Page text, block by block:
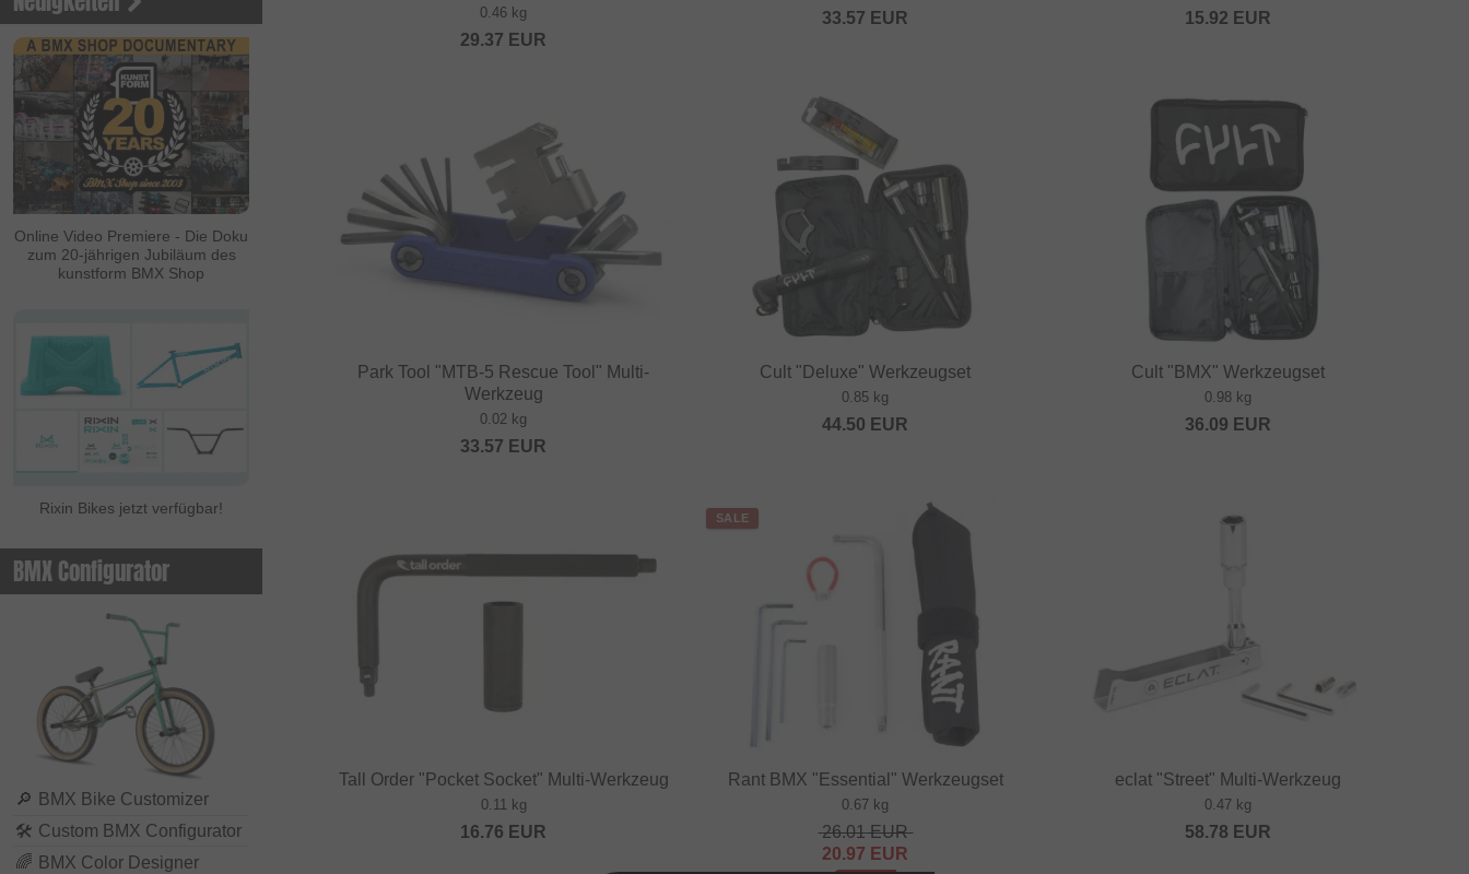
Online Video Premiere - Die Doku
zum 20-jährigen Jubiläum des
kunstform BMX Shop
Rixin Bikes jetzt verfügbar!
BMX Configurator
🔎 BMX Bike Customizer
🛠 Custom BMX Configurator
🌈 BMX Color Designer
0.46 kg
29.37 EUR
33.57 EUR 15.92 EUR
Park Tool "MTB-5 Rescue Tool" Multi-
Werkzeug
0.02 kg
33.57 EUR
Cult "Deluxe" Werkzeugset
0.85 kg
44.50 EUR
Cult "BMX" Werkzeugset
0.98 kg
36.09 EUR
Tall Order "Pocket Socket" Multi-Werkzeug
0.11 kg
16.76 EUR
SALE
Rant BMX "Essential" Werkzeugset
0.67 kg
26.01EUR
20.97 EUR
eclat "Street" Multi-Werkzeug
0.47 kg
58.78 EUR